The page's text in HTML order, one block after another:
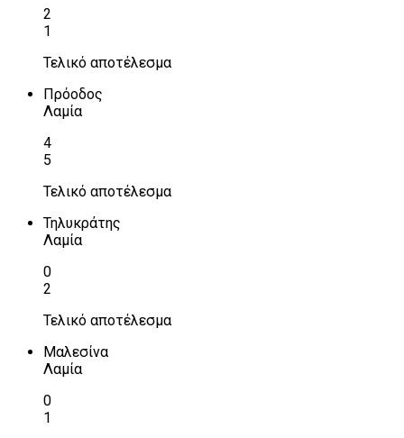
2
1
Τελικό αποτέλεσμα
Πρόοδος
Λαμία
4
5
Τελικό αποτέλεσμα
Τηλυκράτης
Λαμία
0
2
Τελικό αποτέλεσμα
Μαλεσίνα
Λαμία
0
1